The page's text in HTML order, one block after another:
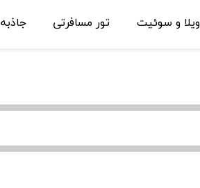
ویلا و سوئیت تور مسافرتی جاذبه